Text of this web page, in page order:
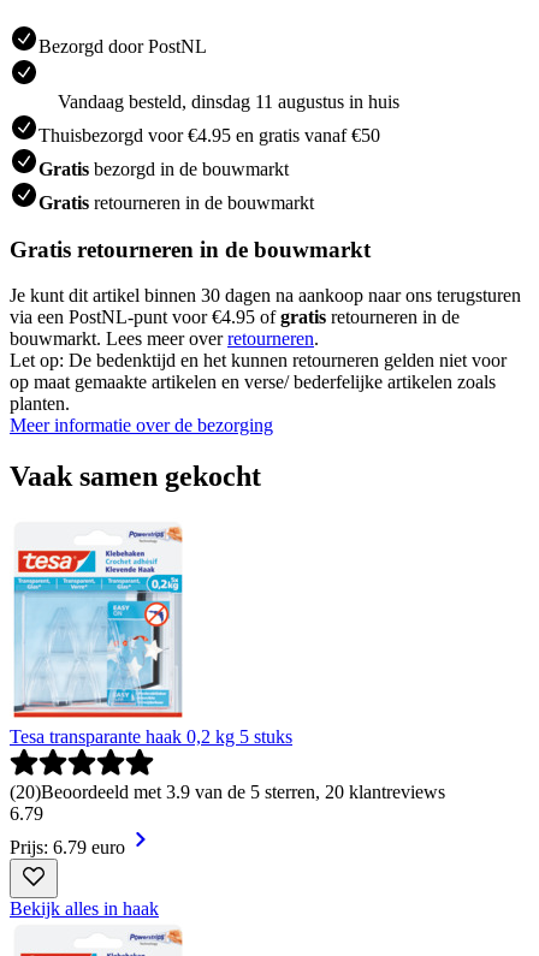
Bezorgd door PostNL
Vandaag besteld, dinsdag 11 augustus in huis
Thuisbezorgd voor €4.95 en gratis vanaf €50
Gratis bezorgd in de bouwmarkt
Gratis retourneren in de bouwmarkt
Gratis retourneren in de bouwmarkt
Je kunt dit artikel binnen 30 dagen na aankoop naar ons terugsturen
via een PostNL-punt voor €4.95 ofgratis retourneren in de
bouwmarkt. Lees meer overretourneren.
Let op: De bedenktijd en het kunnen retourneren gelden niet voor
op maat gemaakte artikelen en verse/ bederfelijke artikelen zoals
planten.
Meer informatie over de bezorging
Vaak samen gekocht
Tesa transparante haak 0,2 kg 5 stuks
(20)Beoordeeld met 3.9 van de 5 sterren, 20 klantreviews
6.79
Prijs: 6.79 euro
Bekijk alles in haak